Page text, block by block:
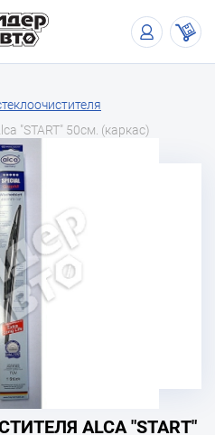
"START" 50см. (каркас)
ALCA "START"